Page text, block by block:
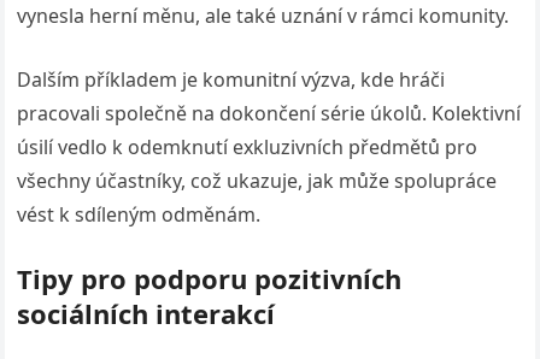
vynesla herní měnu, ale také uznání v rámci komunity.
Dalším příkladem je komunitní výzva, kde hráči
pracovali společně na dokončení série úkolů. Kolektivní
úsilí vedlo k odemknutí exkluzivních předmětů pro
všechny účastníky, což ukazuje, jak může spolupráce
vést k sdíleným odměnám.
Tipy pro podporu pozitivních
sociálních interakcí